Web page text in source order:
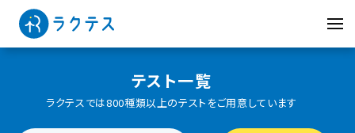
テスト一覧
ラクテスでは800種類以上のテストをご用意しています